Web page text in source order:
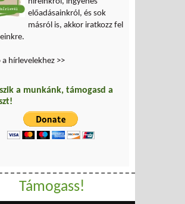
előadásainkról, és sok
másról is, akkor iratkozz fel
a hírlevelekhez >>
a munkánk, támogasd a
Támogass!